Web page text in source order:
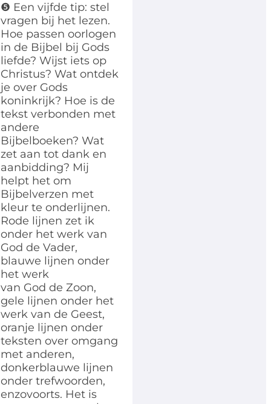
❺ Een vijfde tip: stel
vragen bij het lezen.
Hoe passen oorlogen
in de Bijbel bij Gods
liefde? Wijst iets op
Christus? Wat ontdek
je over Gods
koninkrijk? Hoe is de
tekst verbonden met
andere
Bijbelboeken? Wat
zet aan tot dank en
aanbidding? Mij
helpt het om
Bijbelverzen met
kleur te onderlijnen.
Rode lijnen zet ik
onder het werk van
God de Vader,
blauwe lijnen onder
het werk
van God de Zoon,
gele lijnen onder het
werk van de Geest,
oranje lijnen onder
teksten over omgang
met anderen,
donkerblauwe lijnen
onder trefwoorden,
enzovoorts. Het is